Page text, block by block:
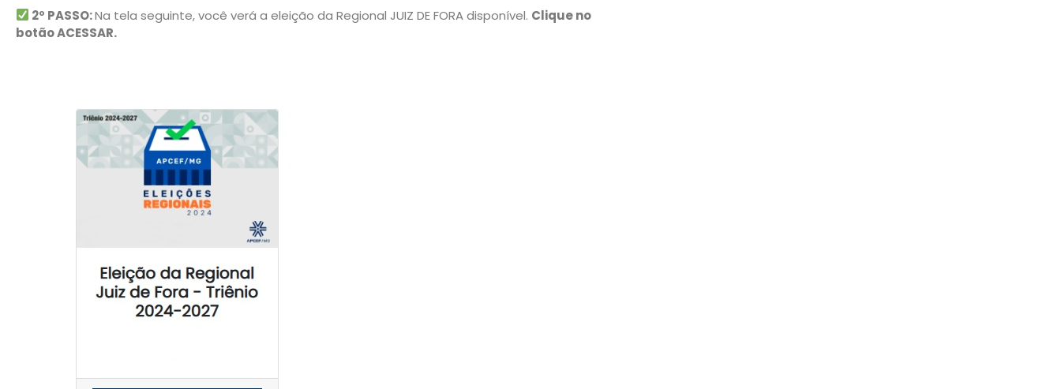
2º PASSO:Na tela seguinte, você verá a eleição da Regional JUIZ DE FORA disponível. Clique no
botão ACESSAR.